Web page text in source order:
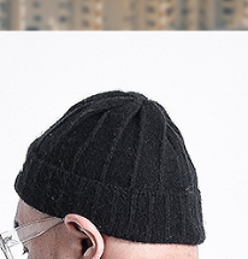
形，恩沛科技股份有限公司將有權停
動。